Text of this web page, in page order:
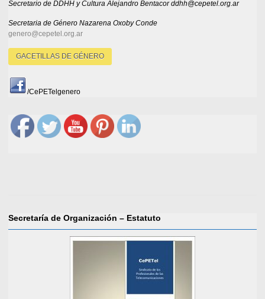
Secretario de DDHH y Cultura Alejandro Bentacor ddhh@cepetel.org.ar
Secretaria de Género Nazarena Oxoby Conde
genero@cepetel.org.ar
GACETILLAS DE GÉNERO
/CePETelgenero
Secretaría de Organización – Estatuto